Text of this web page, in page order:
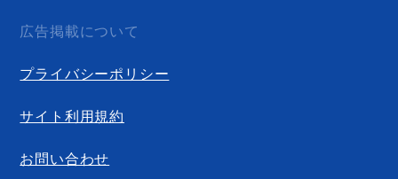
広告掲載について
プライバシーポリシー
サイト利用規約
お問い合わせ